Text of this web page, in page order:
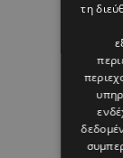
τη